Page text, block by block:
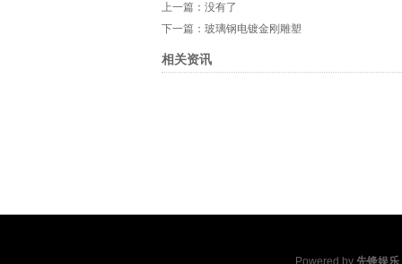
上一篇：没有了
下一篇： 玻璃钢电镀金刚雕塑
相关资讯
Powered by 先锋娱乐